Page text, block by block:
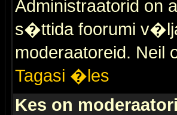
Administraatorid on
s�ttida foorumi
moderaatoreid.
Tagasi �les
Kes on